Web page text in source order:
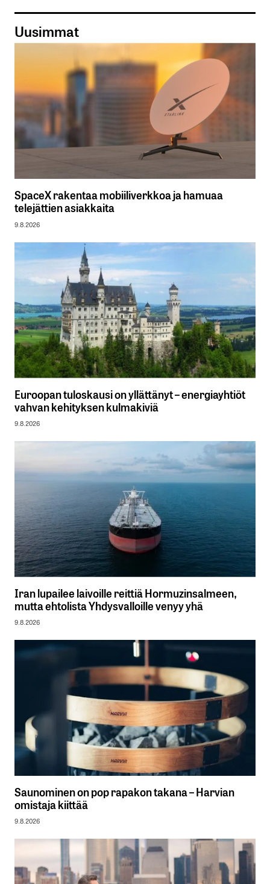
Uusimmat
SpaceX rakentaa mobiiliverkkoa ja hamuaa
telejättien asiakkaita
9.8.2026
Euroopan tuloskausi on yllättänyt – energiayhtiöt
vahvan kehityksen kulmakiviä
9.8.2026
Iran lupailee laivoille reittiä Hormuzinsalmeen,
mutta ehtolista Yhdysvalloille venyy yhä
9.8.2026
Saunominen on pop rapakon takana – Harvian
omistaja kiittää
9.8.2026